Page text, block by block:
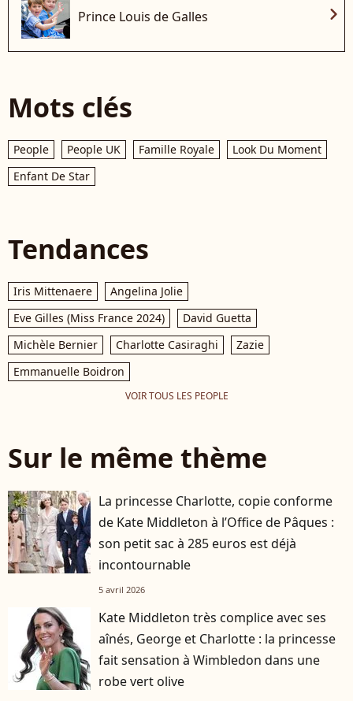
Prince Louis de Galles chevron_right
Mots clés
People People UK Famille Royale
Look Du Moment
Enfant De Star
Tendances
Iris Mittenaere
Angelina Jolie
Eve Gilles (Miss France 2024)
David Guetta
Michèle Bernier
Charlotte Casiraghi
Zazie
Emmanuelle Boidron
VOIR TOUS LES PEOPLE
Sur le même thème
La princesse Charlotte, copie conforme
de Kate Middleton à l’Office de Pâques :
son petit sac à 285 euros est déjà
incontournable
5 avril 2026
Kate Middleton très complice avec ses
aînés, George et Charlotte : la princesse
fait sensation à Wimbledon dans une
robe vert olive